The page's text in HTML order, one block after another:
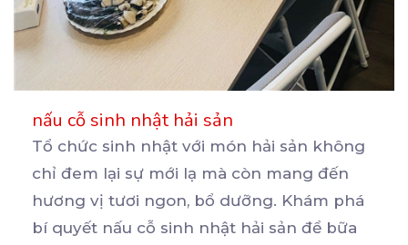
nấu cỗ sinh nhật hải sản
Tổ chức sinh nhật với món hải sản không
chỉ đem lại sự mới lạ mà còn mang đến
hương vị tươi ngon, bổ dưỡng. Khám phá
bí quyết nấu cỗ sinh nhật hải sản để bữa